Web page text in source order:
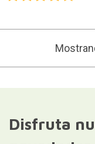
Disfruta